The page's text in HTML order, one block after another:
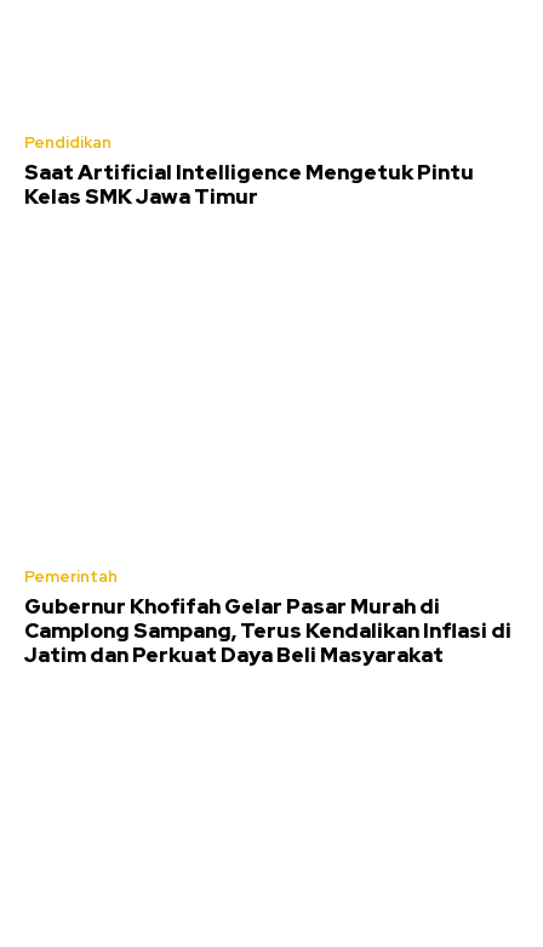
Pendidikan
Saat Artificial Intelligence Mengetuk Pintu
Kelas SMK Jawa Timur
Pemerintah
Gubernur Khofifah Gelar Pasar Murah di
Camplong Sampang, Terus Kendalikan Inflasi di
Jatim dan Perkuat Daya Beli Masyarakat